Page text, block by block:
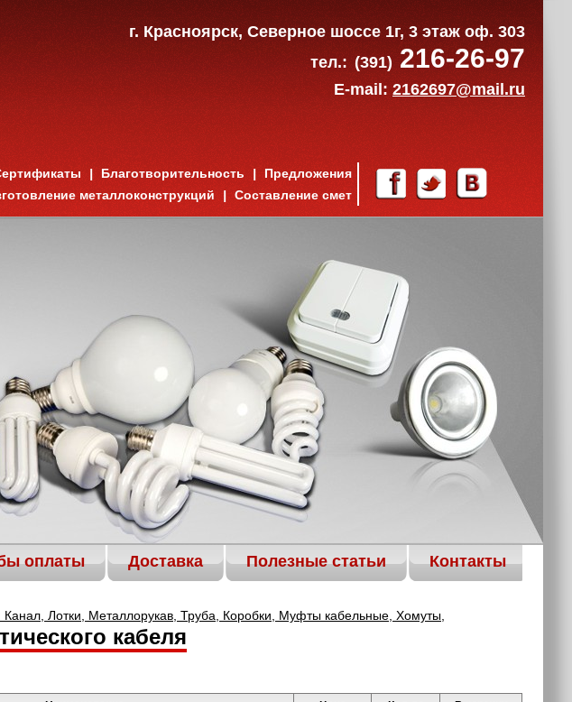
г. Красноярск, Северное шоссе 1г, 3 этаж оф. 303
тел.: (391)216-26-97
E-mail: 2162697@mail.ru
Благотворительность
Предложения
металлоконструкций Составление смет
оплаты Доставка Полезные статьи Контакты
Канал, Лотки, Металлорукав, Труба, Коробки, Муфты кабельные, Хомуты,
кабеля